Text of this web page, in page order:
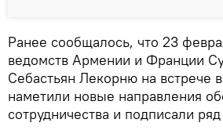
Ранее сообщалось, что 23
ведомств Армении и Франции
Себастьян Лекорню на встрече
наметили новые направления
сотрудничества и подписали